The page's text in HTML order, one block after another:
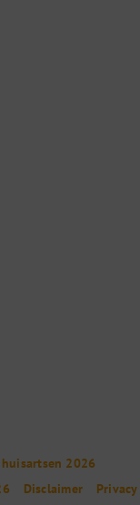
2026
Disclaimer Privacy